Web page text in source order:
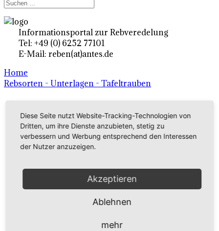
Informationsportal zur Rebveredelung
Tel: +49 (0) 6252 77101
E-Mail: reben(at)antes.de
Home
Rebsorten - Unterlagen - Tafeltrauben
Ertragsrebsorten A-Z
in Deutschland
Anbausysteme & Recht
Diese Seite nutzt Website-Tracking-Technologien von
Dritten, um ihre Dienste anzubieten, stetig zu
verbessern und Werbung entsprechend den Interessen
der Nutzer anzuzeigen.
Akzeptieren
Ablehnen
mehr